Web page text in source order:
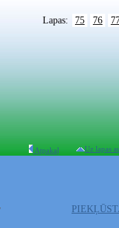
Lapas: 75 76
Atpakaļ Uz lapas